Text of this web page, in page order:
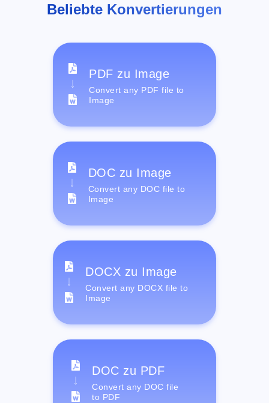
Beliebte Konvertierungen
PDF zu Image
Convert any PDF file to
Image
DOC zu Image
Convert any DOC file to
Image
DOCX zu Image
Convert any DOCX file to
Image
DOC zu PDF
Convert any DOC file
to PDF